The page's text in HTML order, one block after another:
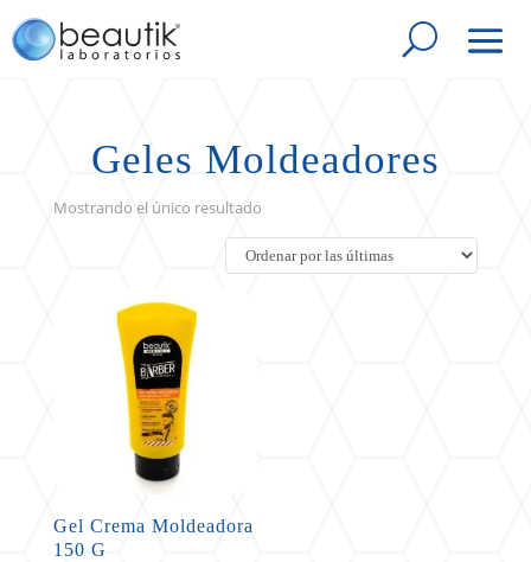
Geles Moldeadores
Mostrando el único resultado
Gel Crema Moldeadora
150 G